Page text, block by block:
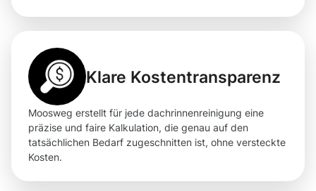
Klare Kostentransparenz
Moosweg erstellt für jede dachrinnenreinigung eine
präzise und faire Kalkulation, die genau auf den
tatsächlichen Bedarf zugeschnitten ist, ohne versteckte
Kosten.